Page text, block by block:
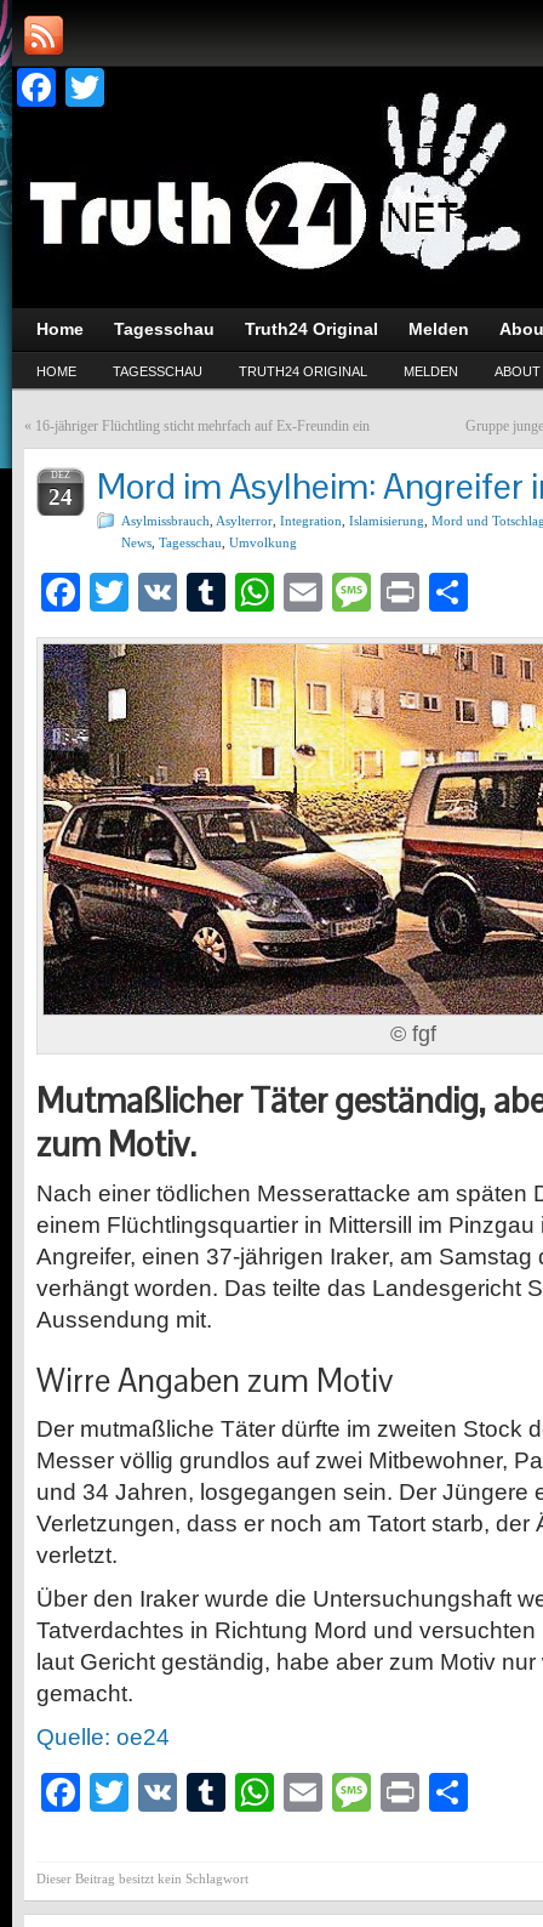
Facebook
Home Tagesschau Truth24 Original Melden
HOME TAGESSCHAU TRUTH24 ORIGINAL MELDEN ABOUT
« 16-jähriger Flüchtling sticht mehrfach auf Ex-Freundin ein Gruppe
DEZ
24 Mord im Asylheim: Angreifer
Asylmissbrauch Asylterror Integration Islamisierung Mord und
News Tagesschau Umvolkung
Facebook
Twitter
VK Tumblr
WhatsApp
EmailMessage
Print
© fgf
Mutmaßlicher Täter geständig,
zum Motiv.
Nach einer tödlichen Messerattacke am späten
einem Flüchtlingsquartier in Mittersill im
Angreifer, einen 37-jährigen Iraker, am
verhängt worden. Das teilte das Landesgericht
Aussendung mit.
Wirre Angaben zum Motiv
Der mutmaßliche Täter dürfte im zweiten Stock
Messer völlig grundlos auf zwei Mitbewohner,
und 34 Jahren, losgegangen sein. Der Jüngere
Verletzungen, dass er noch am Tatort starb, der
verletzt.
Über den Iraker wurde die Untersuchungshaft
Tatverdachtes in Richtung Mord und
laut Gericht geständig, habe aber zum Motiv
gemacht.
Quelle: oe24
Facebook
Twitter
VK Tumblr
WhatsApp
EmailMessage
Print
Dieser Beitrag besitzt kein Schlagwort